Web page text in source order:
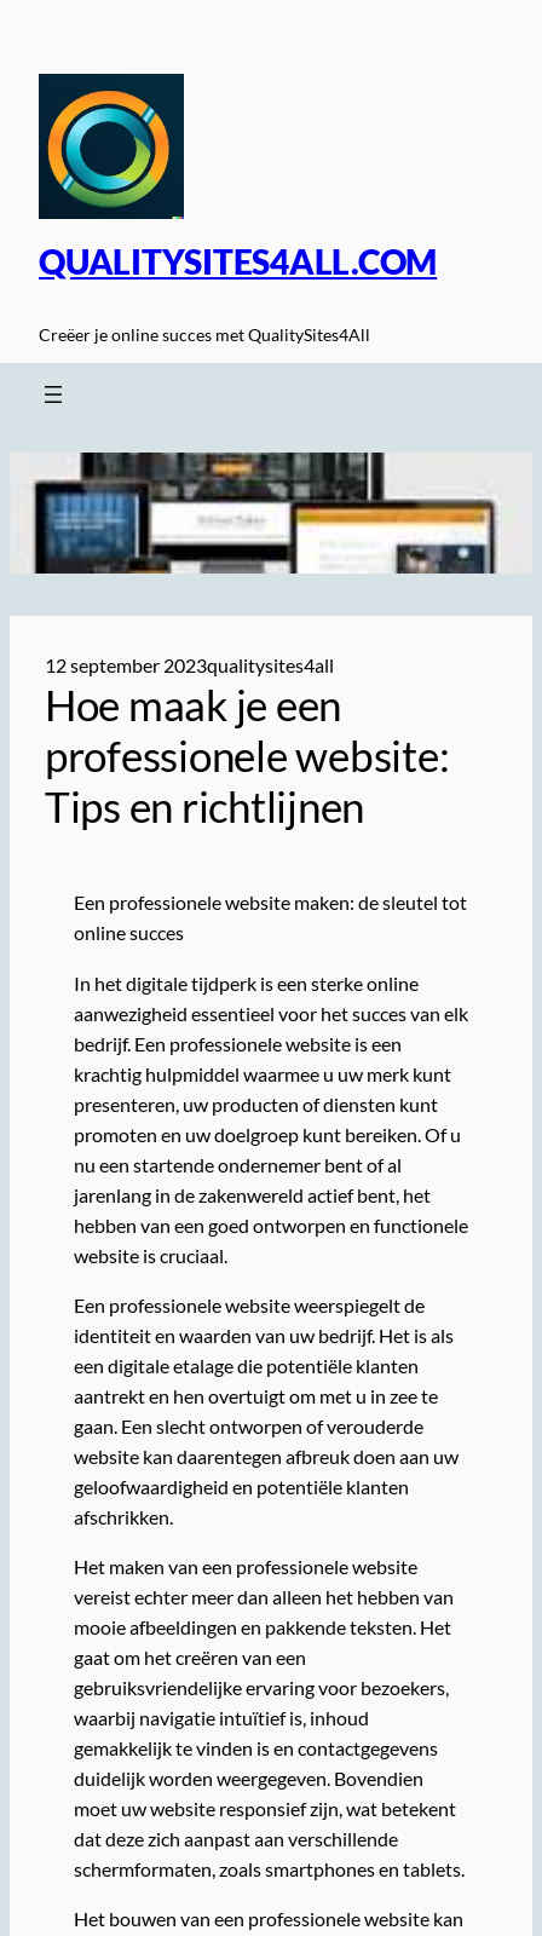
inhoud
QUALITYSITES4ALL.COM
Creëer je online succes met QualitySites4All
12 september 2023qualitysites4all
Hoe maak je een
professionele website:
Tips en richtlijnen
Een professionele website maken: de sleutel tot
online succes
In het digitale tijdperk is een sterke online
aanwezigheid essentieel voor het succes van elk
bedrijf. Een professionele website is een
krachtig hulpmiddel waarmee u uw merk kunt
presenteren, uw producten of diensten kunt
promoten en uw doelgroep kunt bereiken. Of u
nu een startende ondernemer bent of al
jarenlang in de zakenwereld actief bent, het
hebben van een goed ontworpen en functionele
website is cruciaal.
Een professionele website weerspiegelt de
identiteit en waarden van uw bedrijf. Het is als
een digitale etalage die potentiële klanten
aantrekt en hen overtuigt om met u in zee te
gaan. Een slecht ontworpen of verouderde
website kan daarentegen afbreuk doen aan uw
geloofwaardigheid en potentiële klanten
afschrikken.
Het maken van een professionele website
vereist echter meer dan alleen het hebben van
mooie afbeeldingen en pakkende teksten. Het
gaat om het creëren van een
gebruiksvriendelijke ervaring voor bezoekers,
waarbij navigatie intuïtief is, inhoud
gemakkelijk te vinden is en contactgegevens
duidelijk worden weergegeven. Bovendien
moet uw website responsief zijn, wat betekent
dat deze zich aanpast aan verschillende
schermformaten, zoals smartphones en tablets.
Het bouwen van een professionele website kan